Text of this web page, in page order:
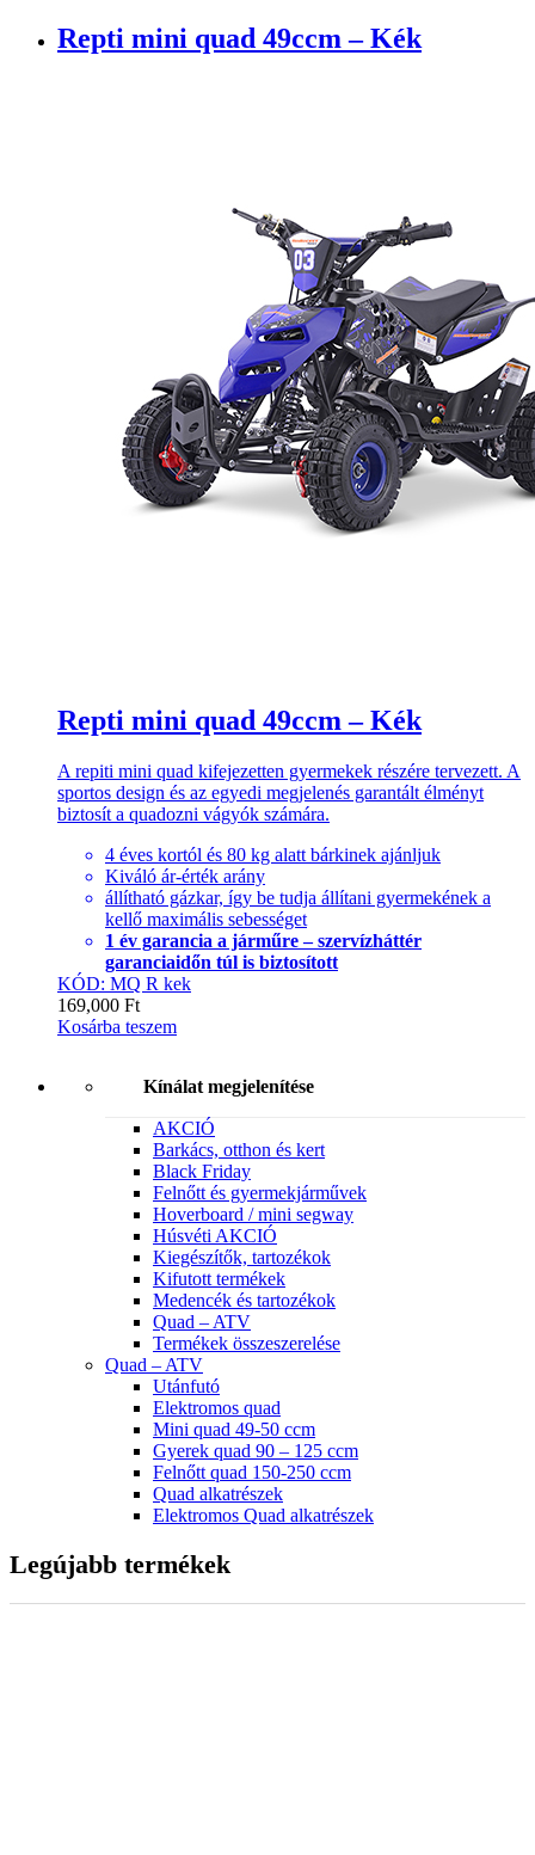
Repti mini quad 49ccm – Kék
Repti mini quad 49ccm – Kék
A repiti mini quad kifejezetten gyermekek részére tervezett. A
sportos design és az egyedi megjelenés garantált élményt
biztosít a quadozni vágyók számára.
4 éves kortól és 80 kg alatt bárkinek ajánljuk
Kiváló ár-érték arány
állítható gázkar, így be tudja állítani gyermekének a
kellő maximális sebességet
1 év garancia a járműre – szervízháttér
garanciaidőn túl is biztosított
KÓD: MQ R kek
169,000 Ft
Kosárba teszem
Kínálat megjelenítése
AKCIÓ
Barkács, otthon és kert
Black Friday
Felnőtt és gyermekjárművek
Hoverboard / mini segway
Húsvéti AKCIÓ
Kiegészítők, tartozékok
Kifutott termékek
Medencék és tartozékok
Quad – ATV
Termékek összeszerelése
Quad – ATV
Utánfutó
Elektromos quad
Mini quad 49-50 ccm
Gyerek quad 90 – 125 ccm
Felnőtt quad 150-250 ccm
Quad alkatrészek
Elektromos Quad alkatrészek
Legújabb termékek